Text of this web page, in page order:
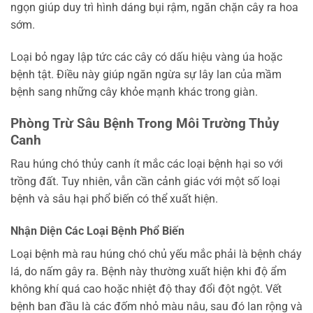
ngọn giúp duy trì hình dáng bụi rậm, ngăn chặn cây ra hoa
sớm.
Loại bỏ ngay lập tức các cây có dấu hiệu vàng úa hoặc
bệnh tật. Điều này giúp ngăn ngừa sự lây lan của mầm
bệnh sang những cây khỏe mạnh khác trong giàn.
Phòng Trừ Sâu Bệnh Trong Môi Trường Thủy
Canh
Rau húng chó thủy canh ít mắc các loại bệnh hại so với
trồng đất. Tuy nhiên, vẫn cần cảnh giác với một số loại
bệnh và sâu hại phổ biến có thể xuất hiện.
Nhận Diện Các Loại Bệnh Phổ Biến
Loại bệnh mà rau húng chó chủ yếu mắc phải là bệnh cháy
lá, do nấm gây ra. Bệnh này thường xuất hiện khi độ ẩm
không khí quá cao hoặc nhiệt độ thay đổi đột ngột. Vết
bệnh ban đầu là các đốm nhỏ màu nâu, sau đó lan rộng và